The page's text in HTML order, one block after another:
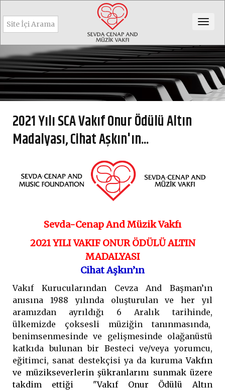
2021 Yılı SCA Vakıf Onur Ödülü Altın
Madalyası, Cihat Aşkın'ın...
Sevda-Cenap And Müzik Vakfı
2021 YILI VAKIF ONUR ÖDÜLÜ ALTIN
MADALYASI
Cihat Aşkın’ın
Vakıf Kurucularından Cevza And Başman’ın
anısına 1988 yılında oluşturulan ve her yıl
aramızdan ayrıldığı 6 Aralık tarihinde,
ülkemizde çoksesli müziğin tanınmasında,
benimsenmesinde ve gelişmesinde olağanüstü
katkıda bulunan bir Besteci ve/veya yorumcu,
eğitimci, sanat destekçisi ya da kurumaVakfın
ve müzikseverlerin şükranlarını sunmak üzere
takdim ettiği "Vakıf Onur Ödülü Altın